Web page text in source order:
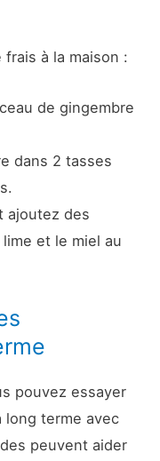
à la maison :
de gingembre
dans 2 tasses
ajoutez des
et le miel au
pouvez essayer
long terme avec
peuvent aider